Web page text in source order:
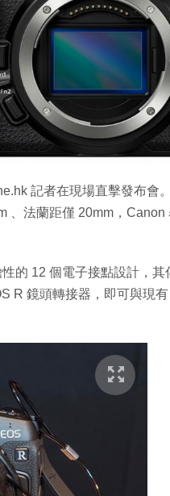
記者在現場直擊發布會
、法蘭距僅 20mm，Canon
的 12 個電子接點設計，其
R 鏡頭轉接器，即可與現